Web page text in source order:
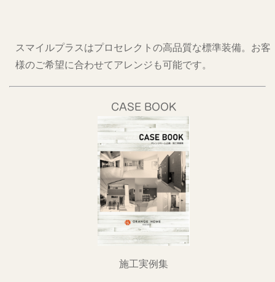
スマイルプラスはプロセレクトの高品質な標準装備。お客
様のご希望に合わせてアレンジも可能です。
CASE BOOK
施工実例集